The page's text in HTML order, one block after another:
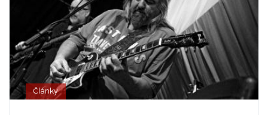
Články